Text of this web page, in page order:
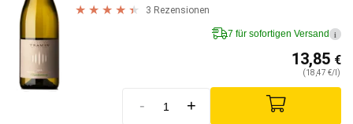
3 Rezensionen
7 für sofortigen Versand i
13,85 €
(18,47 €/l)
- +